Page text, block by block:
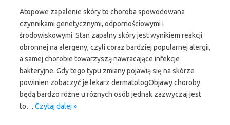
Atopowe zapalenie skóry to choroba spowodowana
czynnikami genetycznymi, odpornościowymi i
środowiskowymi. Stan zapalny skóry jest wynikiem reakcji
obronnej na alergeny, czyli coraz bardziej popularnej alergii,
a samej chorobie towarzyszą nawracające infekcje
bakteryjne. Gdy tego typu zmiany pojawią się na skórze
powinien zobaczyć je lekarz dermatologObjawy choroby
będą bardzo różne u różnych osób jednak zazwyczaj jest
to… Czytaj dalej »